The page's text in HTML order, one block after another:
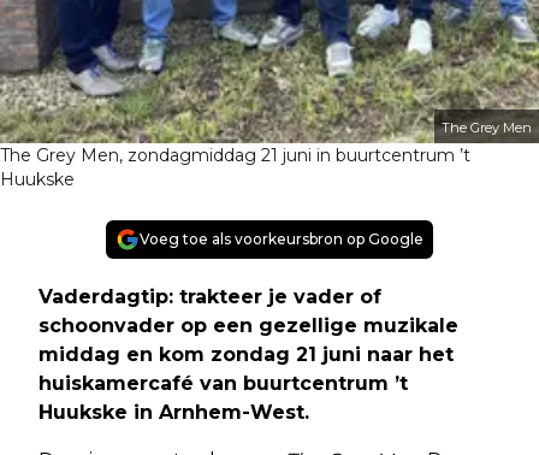
The Grey Men
The Grey Men, zondagmiddag 21 juni in buurtcentrum ’t
Huukske
Voeg toe als voorkeursbron op Google
Vaderdagtip: trakteer je vader of
schoonvader op een gezellige muzikale
middag en kom zondag 21 juni naar het
huiskamercafé van buurtcentrum ’t
Huukske in Arnhem-West.